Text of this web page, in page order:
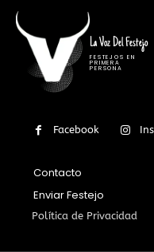
La Voz Del Festejo
FESTEJOS EN
PRIMERA
PERSONA
Facebook
Contacto
Enviar Festejo
Política de Privacidad